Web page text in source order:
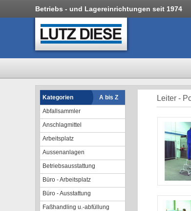
Betriebs - und Lagereinrichtungen seit 1974
Kategorien
A bis Z
Abfallsammler
Anschlagmittel
Arbeitsplatz
Aussenanlagen
Betriebsausstattung
Büro - Arbeitsplatz
Büro - Ausstattung
Faßhandling u.-abfüllung
Leiter -